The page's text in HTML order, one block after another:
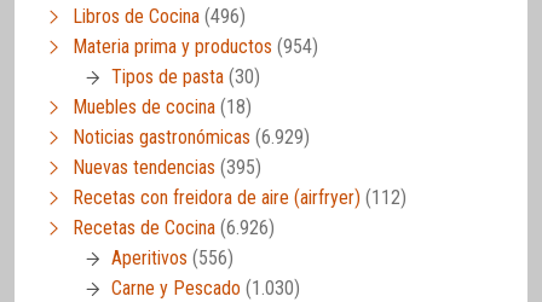
Libros de Cocina (496)
Materia prima y productos (954)
Tipos de pasta (30)
Muebles de cocina (18)
Noticias gastronómicas (6.929)
Nuevas tendencias (395)
Recetas con freidora de aire (airfryer) (112)
Recetas de Cocina (6.926)
Aperitivos (556)
Carne y Pescado (1.030)